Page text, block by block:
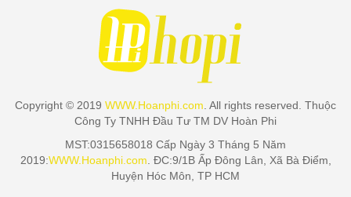
Copyright © 2019 WWW.Hoanphi.com . All rights reserved. Thuộc
Công Ty TNHH Đầu Tư TM DV Hoàn Phi
MST:0315658018 Cấp Ngày 3 Tháng 5 Năm
2019:WWW.Hoanphi.com . ĐC:9/1B Ấp Đông Lân, Xã Bà Điểm,
Huyện Hóc Môn, TP HCM